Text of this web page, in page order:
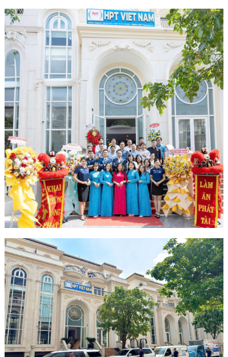
Giải Pháp Thiết
Bị Ngành May
Mặc - Giày Da
Giải Pháp Thiết
Bị Ngành Linh
Kiện Điện Tử
Giải Pháp Thiết
Bị Ngành Giáo
Dục
Giải Pháp Thiết
Bị Ngành Bán
Lẻ - Retail
Giải Pháp
Chuyên Dụng
Ngành Công An
- Quân Đội
Giải Pháp Bãi
Giữ Xe Thông
Minh
Sản Phẩm
THIẾT BỊ AN
NINH
Camera Thông
Minh
Cổng Từ Siêu
Thị
Máy Đếm
Người
Máy Dò Tìm
Thuốc Nổ
Phòng Chống
Khủng Bố
Camera Đo
Thân Nhiệt
THIẾT BỊ
CHUYÊN